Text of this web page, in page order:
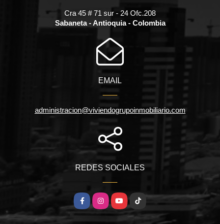
Cra 45 # 71 sur - 24 Ofc.208
Sabaneta - Antioquia - Colombia
EMAIL
administracion@viviendogrupoinmobiliario.com
REDES SOCIALES
FacebookInstagramYouTubeTikTok